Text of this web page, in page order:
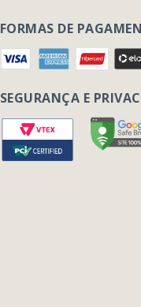
FORMAS DE
SEGURANÇA E